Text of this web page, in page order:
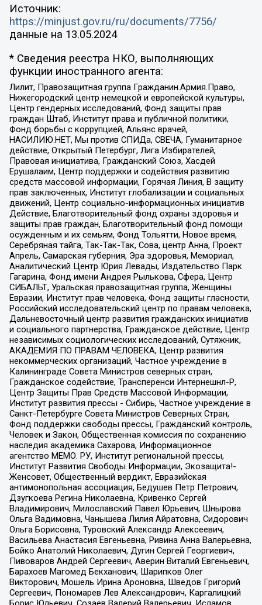
Источник:
https://minjust.gov.ru/ru/documents/7756/
данные на 13.05.2024
* Сведения реестра НКО, выполняющих
функции иностранного агента:
Лилит, Правозащитная группа Гражданин.Армия.Право,
Нижегородский центр немецкой и европейской культуры,
Центр гендерных исследований, Фонд защиты прав
граждан Штаб, Институт права и публичной политики,
Фонд борьбы с коррупцией, Альянс врачей,
НАСИЛИЮ.НЕТ, Мы против СПИДа, СВЕЧА, Гуманитарное
действие, Открытый Петербург, Лига Избирателей,
Правовая инициатива, Гражданский Союз, Хасдей
Ерушалаим, Центр поддержки и содействия развитию
средств массовой информации, Горячая Линия, В защиту
прав заключенных, Институт глобализации и социальных
движений, Центр социально-информационных инициатив
Действие, Благотворительный фонд охраны здоровья и
защиты прав граждан, Благотворительный фонд помощи
осужденным и их семьям, Фонд Тольятти, Новое время,
Серебряная тайга, Так-Так-Так, Сова, центр Анна, Проект
Апрель, Самарская губерния, Эра здоровья, Мемориал,
Аналитический Центр Юрия Левады, Издательство Парк
Гагарина, Фонд имени Андрея Рылькова, Сфера, Центр
СИБАЛЬТ, Уральская правозащитная группа, Женщины
Евразии, Институт прав человека, Фонд защиты гласности,
Российский исследовательский центр по правам человека,
Дальневосточный центр развития гражданских инициатив
и социального партнерства, Гражданское действие, Центр
независимых социологических исследований, Сутяжник,
АКАДЕМИЯ ПО ПРАВАМ ЧЕЛОВЕКА, Центр развития
некоммерческих организаций, Частное учреждение в
Калининграде Совета Министров северных стран,
Гражданское содействие, Трансперенси Интернешнл-Р,
Центр Защиты Прав Средств Массовой Информации,
Институт развития прессы - Сибирь, Частное учреждение в
Санкт-Петербурге Совета Министров Северных Стран,
Фонд поддержки свободы прессы, Гражданский контроль,
Человек и Закон, Общественная комиссия по сохранению
наследия академика Сахарова, Информационное
агентство МЕМО. РУ, Институт региональной прессы,
Институт Развития Свободы Информации, Экозащита!-
Женсовет, Общественный вердикт, Евразийская
антимонопольная ассоциация, Бедушев Петр Петрович,
Дзугкоева Регина Николаевна, Кривенко Сергей
Владимирович, Милославский Павел Юрьевич, Шнырова
Ольга Вадимовна, Чанышева Лилия Айратовна, Сидорович
Ольга Борисовна, Туровский Александр Алексеевич,
Васильева Анастасия Евгеньевна, Ривина Анна Валерьевна,
Бойко Анатолий Николаевич, Дугин Сергей Георгиевич,
Пивоваров Андрей Сергеевич, Аверин Виталий Евгеньевич,
Барахоев Магомед Бекханович, Шарипков Олег
Викторович, Мошель Ирина Ароновна, Шведов Григорий
Сергеевич, Пономарев Лев Александрович, Каргалицкий